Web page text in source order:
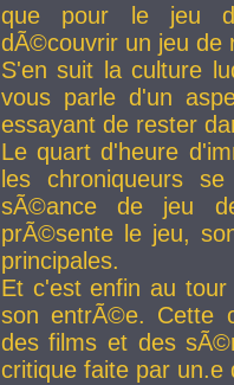
que pour le jeu
dÃ©couvrir un jeu de
S'en suit la culture
vous parle d'un
essayant de rester
Le quart d'heure
les chroniqueurs
sÃ©ance de jeu
prÃ©sente le jeu,
principales.
Et c'est enfin au
son entrÃ©e. Cette
des films et des
critique faite par